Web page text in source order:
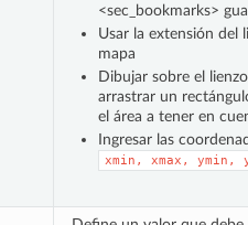
<sec_bookmarks>
Usar la extensión del
mapa
Dibujar sobre el
arrastrar un
el área a tener en
Ingresar las
xmin, xmax, ymin,